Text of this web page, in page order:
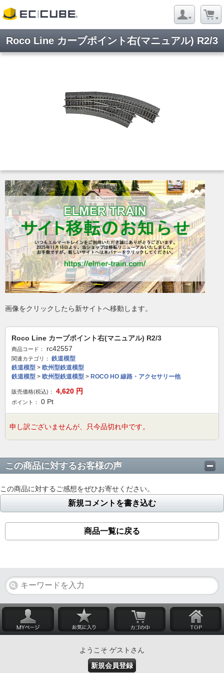
Roco Line カーブポイント右(マニュアル) R2/3
画像をクリックしたら新サイトへ移動します。
Roco Line カーブポイント右(マニュアル) R2/3
商品コード： rc42557
関連カテゴリ：
鉄道模型
鉄道模型 > 欧州型鉄道模型
鉄道模型 > 欧州型鉄道模型 > ROCO HO 線路・アクセサリー他
販売価格(税込)： 4,620 円
ポイント： 0 Pt
申し訳ございませんが、只今品切れ中です。
この商品に対するお客様の声
この商品に対するご感想をぜひお寄せください。
新規コメントを書き込む
商品一覧に戻る
ようこそ ゲストさん
新規会員登録